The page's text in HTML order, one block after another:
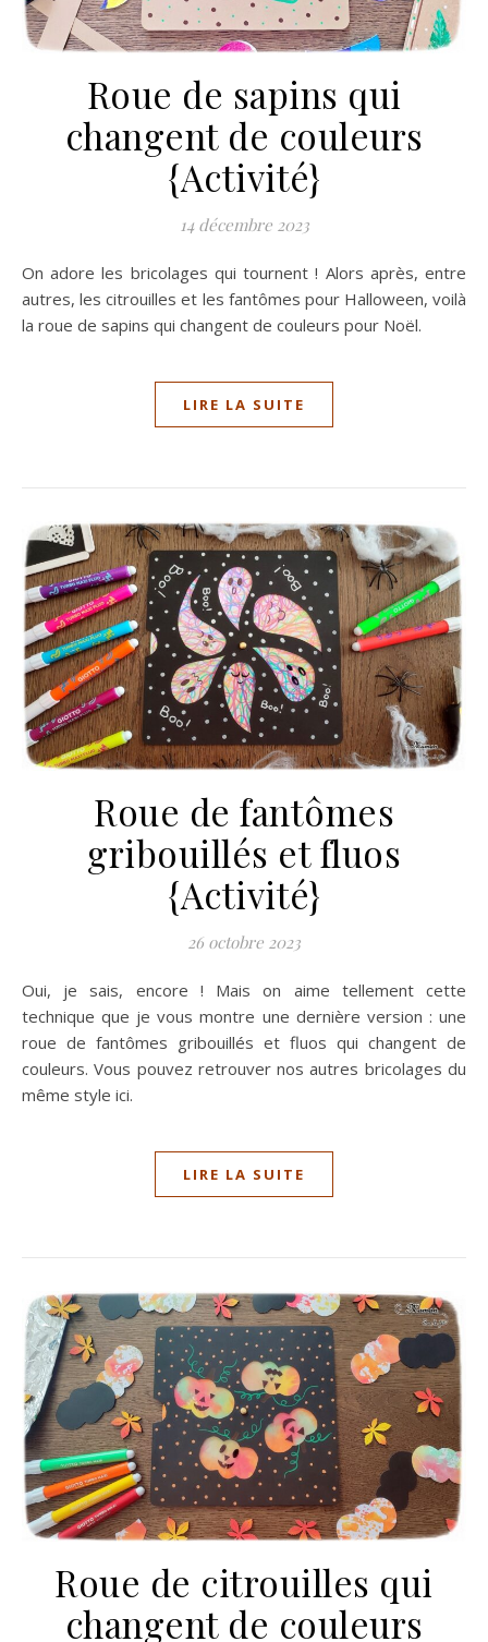
Roue de sapins qui
changent de couleurs
{Activité}
14 décembre 2023
On adore les bricolages qui tournent ! Alors après, entre
autres, les citrouilles et les fantômes pour Halloween, voilà
la roue de sapins qui changent de couleurs pour Noël.
LIRE LA SUITE
Roue de fantômes
gribouillés et fluos
{Activité}
26 octobre 2023
Oui, je sais, encore ! Mais on aime tellement cette
technique que je vous montre une dernière version : une
roue de fantômes gribouillés et fluos qui changent de
couleurs. Vous pouvez retrouver nos autres bricolages du
même style ici.
LIRE LA SUITE
Roue de citrouilles qui
changent de couleurs